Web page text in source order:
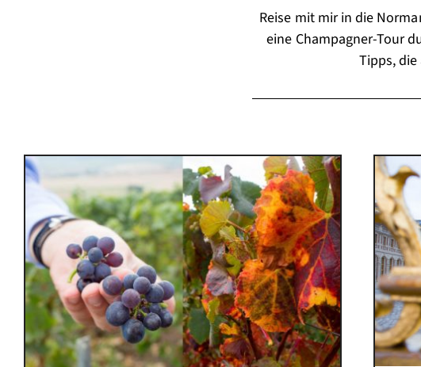
Reise mit mir in die
eine Champagner-Tour
Tipps,